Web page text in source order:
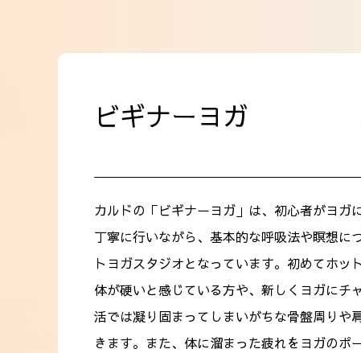
ビギナーヨガ
カルドの「ビギナーヨガ」は、初心者がヨガ
丁寧に行いながら、基本的な呼吸法や瞑想に
トヨガスタジオとなっています。初めてホッ
体が硬いと感じている方や、新しくヨガに
活では凝り固まってしまいがちな骨盤周りや
きます。また、体に溜まった疲れをヨガの